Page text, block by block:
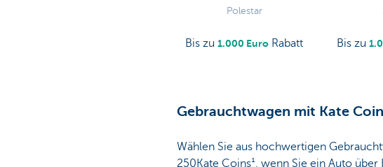
Polestar
Bis zu 1.000 Euro Rabatt Bis zu
Gebrauchtwagen mit Kate
Wählen Sie aus hochwertigen
250Kate Coins¹, wenn Sie ein Auto